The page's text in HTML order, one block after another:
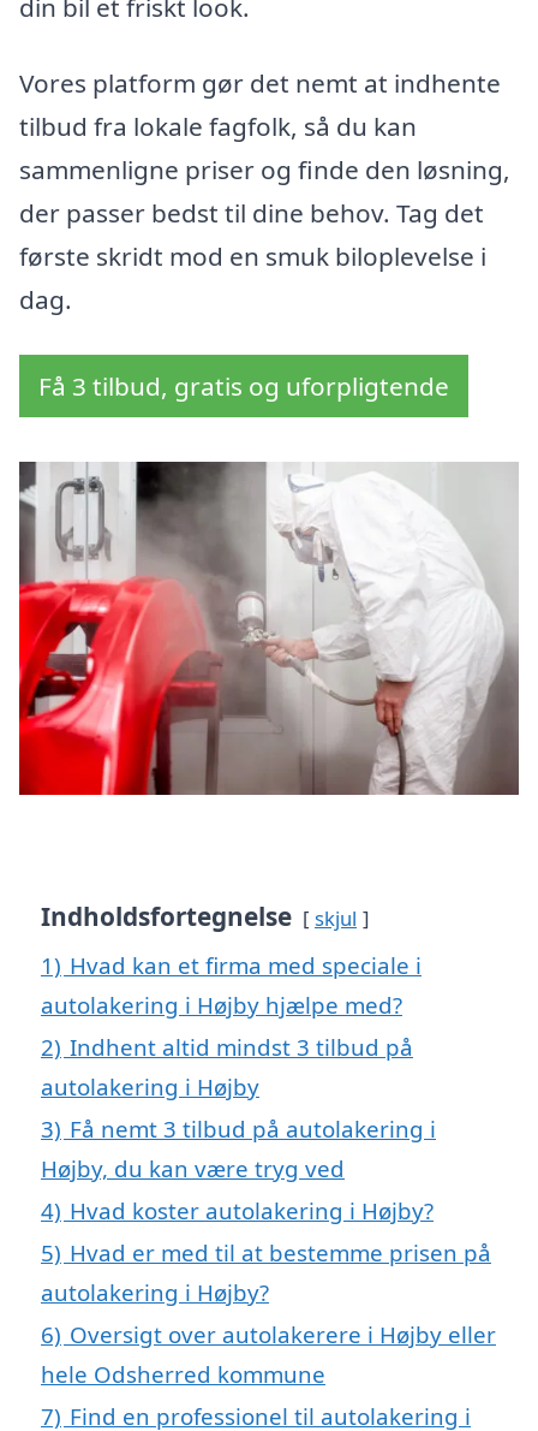
din bil et friskt look.
Vores platform gør det nemt at indhente
tilbud fra lokale fagfolk, så du kan
sammenligne priser og finde den løsning,
der passer bedst til dine behov. Tag det
første skridt mod en smuk biloplevelse i
dag.
Få 3 tilbud, gratis og uforpligtende
Indholdsfortegnelse skjul
1) Hvad kan et firma med speciale i
autolakering i Højby hjælpe med?
2) Indhent altid mindst 3 tilbud på
autolakering i Højby
3) Få nemt 3 tilbud på autolakering i
Højby, du kan være tryg ved
4) Hvad koster autolakering i Højby?
5) Hvad er med til at bestemme prisen på
autolakering i Højby?
6) Oversigt over autolakerere i Højby eller
hele Odsherred kommune
7) Find en professionel til autolakering i